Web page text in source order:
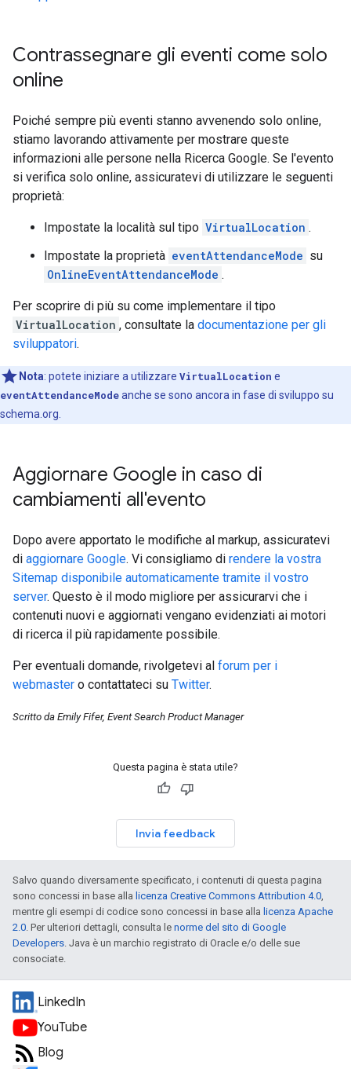
Contrassegnare gli eventi come solo
online
Poiché sempre più eventi stanno avvenendo solo online,
stiamo lavorando attivamente per mostrare queste
informazioni alle persone nella Ricerca Google. Se l'evento
si verifica solo online, assicuratevi di utilizzare le seguenti
proprietà:
Impostate la località sul tipo VirtualLocation .
Impostate la proprietà eventAttendanceMode su
OnlineEventAttendanceMode .
Per scoprire di più su come implementare il tipo
VirtualLocation , consultate la documentazione per gli
sviluppatori.
Nota: potete iniziare a utilizzare VirtualLocation e
eventAttendanceModeanche se sono ancora in fase di sviluppo su
schema.org.
Aggiornare Google in caso di
cambiamenti all'evento
Dopo avere apportato le modifiche al markup, assicuratevi
di aggiornare Google. Vi consigliamo di rendere la vostra
Sitemap disponibile automaticamente tramite il vostro
server. Questo è il modo migliore per assicurarvi che i
contenuti nuovi e aggiornati vengano evidenziati ai motori
di ricerca il più rapidamente possibile.
Per eventuali domande, rivolgetevi al forum per i
webmaster o contattateci su Twitter.
Scritto da Emily Fifer, Event Search Product Manager
Questa pagina è stata utile?
Invia feedback
Salvo quando diversamente specificato, i contenuti di questa pagina
sono concessi in base alla licenza Creative Commons Attribution 4.0,
mentre gli esempi di codice sono concessi in base alla licenza Apache
2.0. Per ulteriori dettagli, consulta le norme del sito di Google
Developers. Java è un marchio registrato di Oracle e/o delle sue
consociate.
LinkedIn
YouTube
Blog